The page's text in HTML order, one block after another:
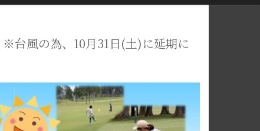
台風の為、10月31日(土)に延期に